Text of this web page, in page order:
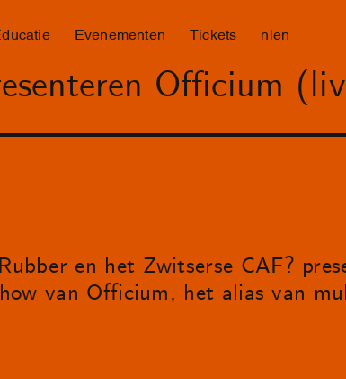
Evenementen Tickets nl en
Officium
en het Zwitserse CAF?
van Officium, het alias van